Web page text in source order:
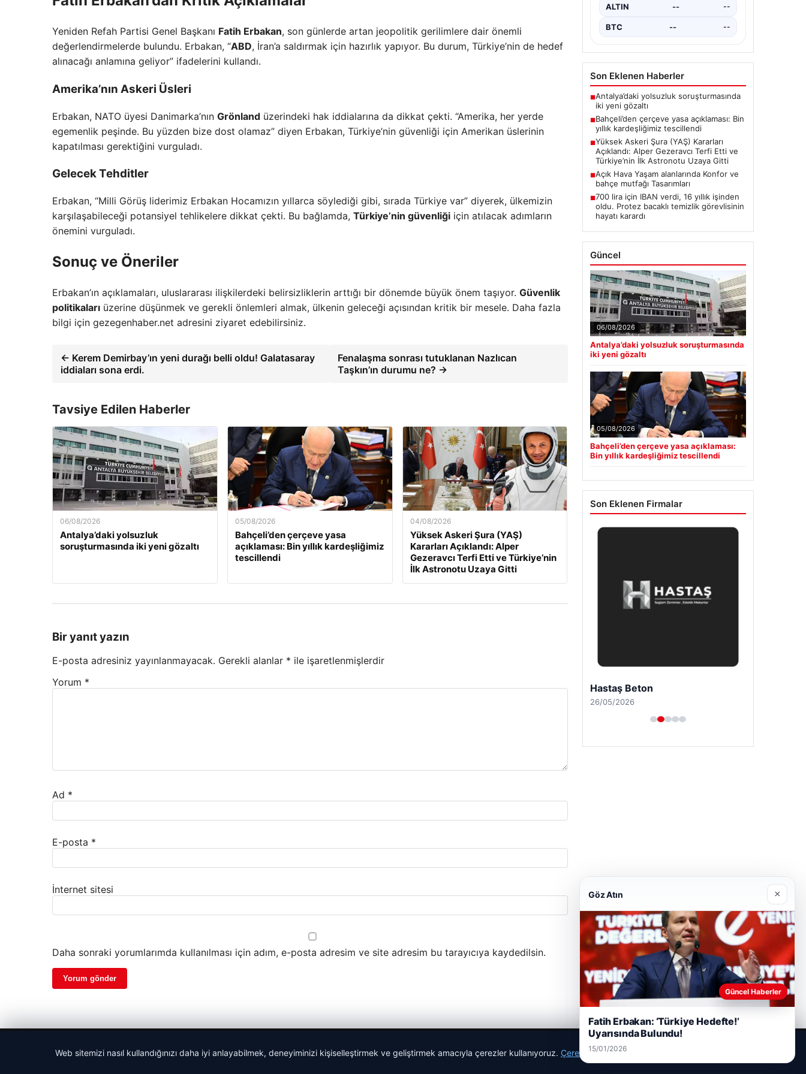
Yeniden Refah Partisi Genel Başkanı Fatih Erbakan, son günlerde artan jeopolitik gerilimlere dair önemli
değerlendirmelerde bulundu. Erbakan, “ABD, İran’a saldırmak için hazırlık yapıyor. Bu durum, Türkiye’nin de hedef
alınacağı anlamına geliyor” ifadelerini kullandı.
Amerika’nın Askeri Üsleri
Erbakan, NATO üyesi Danimarka’nın Grönland üzerindeki hak iddialarına da dikkat çekti. “Amerika, her yerde
egemenlik peşinde. Bu yüzden bize dost olamaz” diyen Erbakan, Türkiye’nin güvenliği için Amerikan üslerinin
kapatılması gerektiğini vurguladı.
Gelecek Tehditler
Erbakan, “Milli Görüş liderimiz Erbakan Hocamızın yıllarca söylediği gibi, sırada Türkiye var” diyerek, ülkemizin
karşılaşabileceği potansiyel tehlikelere dikkat çekti. Bu bağlamda, Türkiye’nin güvenliği için atılacak adımların
önemini vurguladı.
Sonuç ve Öneriler
Erbakan’ın açıklamaları, uluslararası ilişkilerdeki belirsizliklerin arttığı bir dönemde büyük önem taşıyor. Güvenlik
politikaları üzerine düşünmek ve gerekli önlemleri almak, ülkenin geleceği açısından kritik bir mesele. Daha fazla
bilgi için gezegenhaber.net adresini ziyaret edebilirsiniz.
← Kerem Demirbay’ın yeni durağı belli oldu! Galatasaray
iddiaları sona erdi.
Fenalaşma sonrası tutuklanan Nazlıcan
Taşkın’ın durumu ne? →
Tavsiye Edilen Haberler
06/08/2026
Antalya’daki yolsuzluk
soruşturmasında iki yeni gözaltı
05/08/2026
Bahçeli’den çerçeve yasa
açıklaması: Bin yıllık kardeşliğimiz
tescillendi
04/08/2026
Yüksek Askeri Şura (YAŞ)
Kararları Açıklandı: Alper
Gezeravcı Terfi Etti ve Türkiye’nin
İlk Astronotu Uzaya Gitti
Bir yanıt yazın
E-posta adresiniz yayınlanmayacak. Gerekli alanlar * ile işaretlenmişlerdir
Yorum *
Ad *
E-posta *
İnternet sitesi
Daha sonraki yorumlarımda kullanılması için adım, e-posta adresim ve site adresim bu tarayıcıya kaydedilsin.
Milliyetçi Hareket…
ALTIN -- --
BTC -- --
Son Eklenen Haberler
■Antalya’daki yolsuzluk soruşturmasında
iki yeni gözaltı
■Bahçeli’den çerçeve yasa açıklaması: Bin
yıllık kardeşliğimiz tescillendi
■Yüksek Askeri Şura (YAŞ) Kararları
Açıklandı: Alper Gezeravcı Terfi Etti ve
Türkiye’nin İlk Astronotu Uzaya Gitti
■Açık Hava Yaşam alanlarında Konfor ve
bahçe mutfağı Tasarımları
■700 lira için IBAN verdi, 16 yıllık işinden
oldu. Protez bacaklı temizlik görevlisinin
hayatı karardı
Güncel
06/08/2026
Antalya’daki yolsuzluk soruşturmasında
iki yeni gözaltı
05/08/2026
Bahçeli’den çerçeve yasa açıklaması:
Bin yıllık kardeşliğimiz tescillendi
Son Eklenen Firmalar
Hastaş Beton
26/05/2026
Web sitemizi nasıl kullandığınızı daha iyi anlayabilmek, deneyiminizi kişiselleştirmek ve geliştirmek amacıyla çerezler kullanıyoruz. Çerez Politikamız
Göz Atın ×
Güncel Haberler
Fatih Erbakan: ‘Türkiye Hedefte!’
Uyarısında Bulundu!
15/01/2026